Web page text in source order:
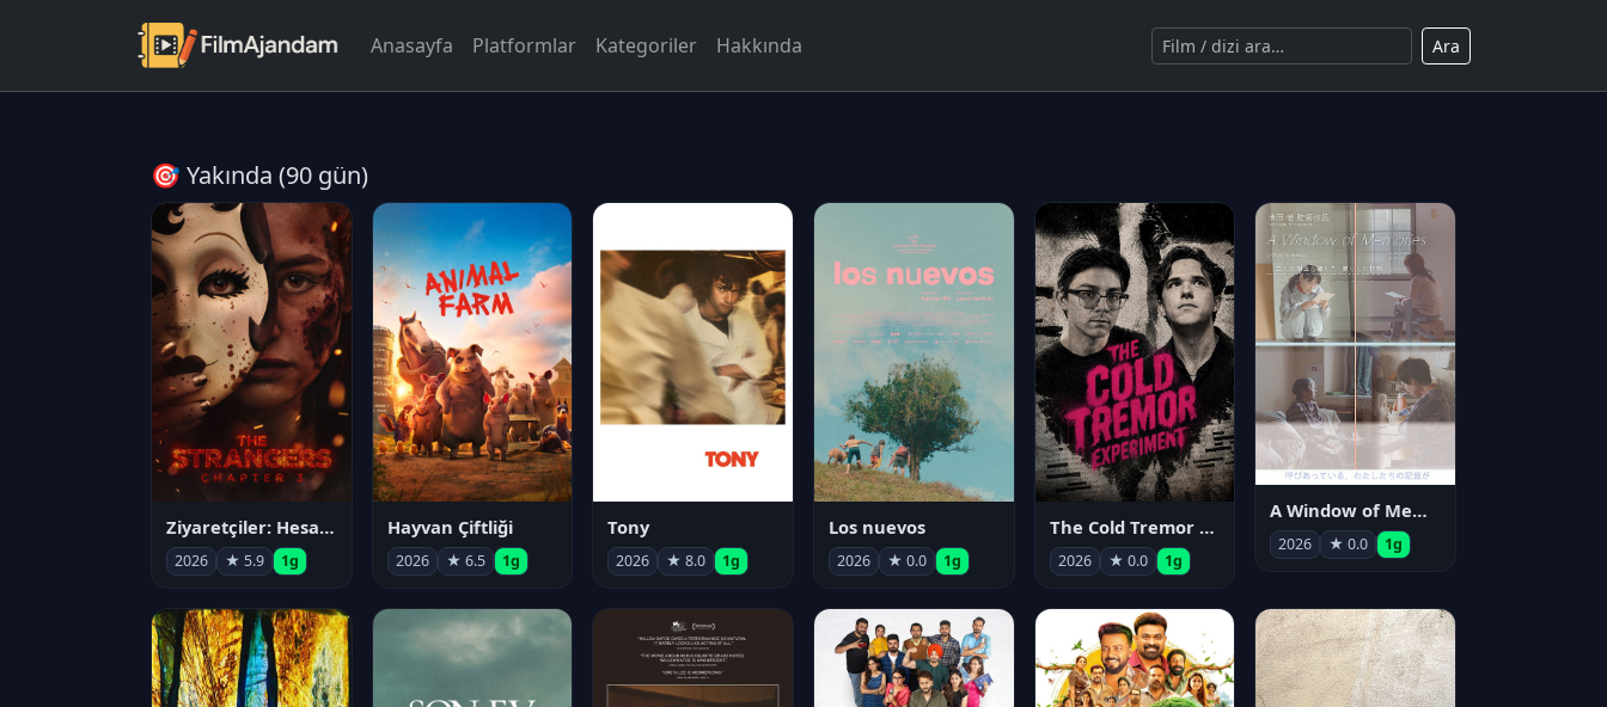
Anasayfa Platformlar Kategoriler Hakkında Ara
🎯 Yakında (90 gün)
Ziyaretçiler: Hesaplaşma
2026 ★ 5.9 1g
Hayvan Çiftliği
2026 ★ 6.5 1g
Tony
2026 ★ 8.0 1g
Los nuevos
2026 ★ 0.0 1g
The Cold Tremor Experiment
2026 ★ 0.0 1g
A Window of Memories
2026 ★ 0.0 1g